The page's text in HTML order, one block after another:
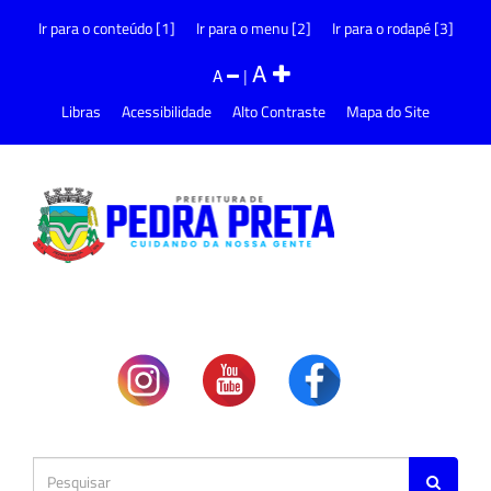
Ir para o conteúdo [1] Ir para o menu [2] Ir para o rodapé [3]
A |A
Libras Acessibilidade Alto Contraste Mapa do Site